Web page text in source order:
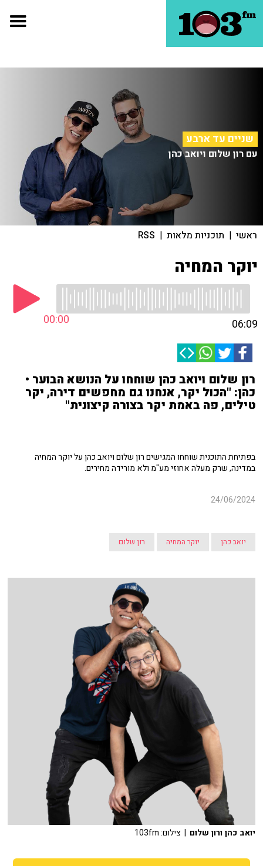
שניים עד ארבע
עם רון שלום ויואב כהן
ראשי | תוכניות מלאות |
RSS
יוקר המחיה
00:00 06:09
רון שלום ויואב כהן שוחחו על הנושא הבוער •
כהן: "הכול יקר, אנחנו גם מחפשים דירה, יקר
טילים, פה באמת יקר בצורה קיצונית"
בפתיחת התוכנית שוחחו המגישים רון שלום ויואב כהן על יוקר המחיה
במדינה, שרק מעלה אחוזי מע"מ ולא מורידה מחירים.
24/06/2024
יואב כהן יוקר המחיה רון שלום
יואב כהן ורון שלום | צילום: 103fm